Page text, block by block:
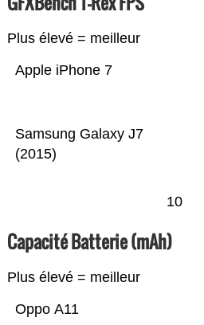
Plus élevé = meilleur
Samsung Galaxy J7
(2015)
Apple iPhone 7
10
Capacité Batterie (mAh)
Plus élevé = meilleur
Oppo A11